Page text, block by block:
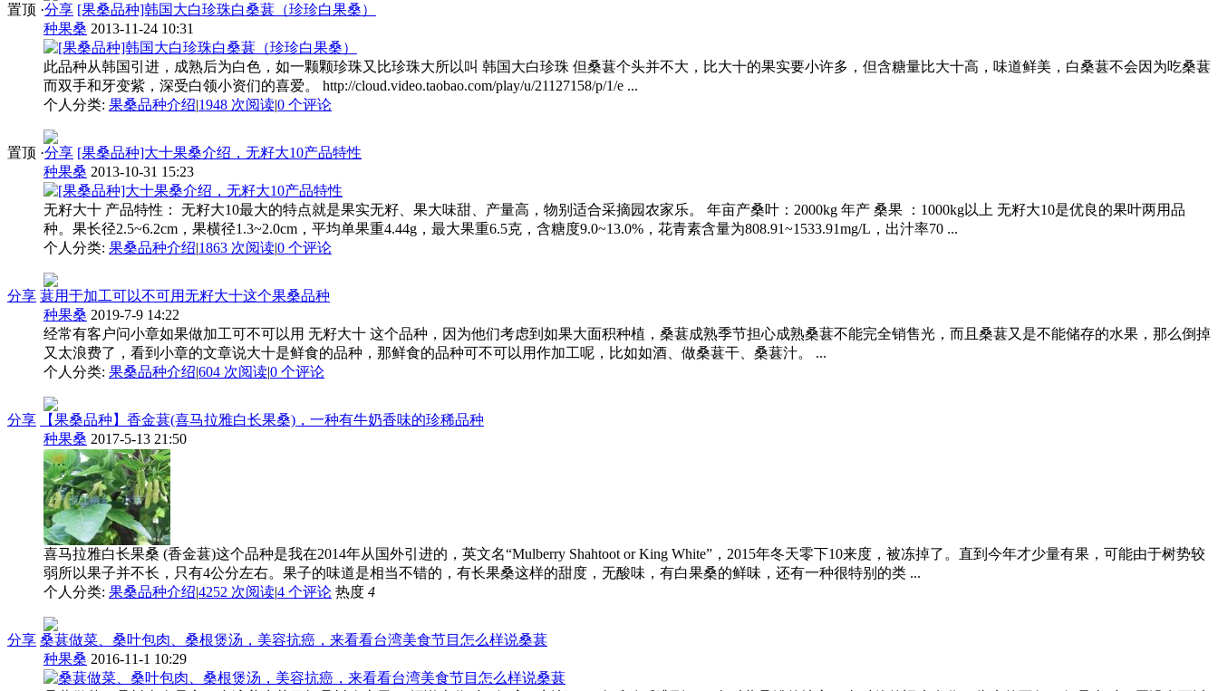
置顶 ·分享 [果桑品种]韩国大白珍珠白桑葚（珍珍白果桑）
种果桑 2013-11-24 10:31
此品种从韩国引进，成熟后为白色，如一颗颗珍珠又比珍珠大所以叫 韩国大白珍珠 但桑葚个头并不大，比大十的果实要小许多，但含糖量比大十高，味道鲜美，白桑葚不会因为吃桑葚
而双手和牙变紫，深受白领小资们的喜爱。 http://cloud.video.taobao.com/play/u/21127158/p/1/e ...
个人分类: 果桑品种介绍|1948 次阅读|0 个评论
置顶 ·分享 [果桑品种]大十果桑介绍，无籽大10产品特性
种果桑 2013-10-31 15:23
无籽大十 产品特性： 无籽大10最大的特点就是果实无籽、果大味甜、产量高，物别适合采摘园农家乐。 年亩产桑叶：2000kg 年产 桑果 ：1000kg以上 无籽大10是优良的果叶两用品
种。果长径2.5~6.2cm，果横径1.3~2.0cm，平均单果重4.44g，最大果重6.5克，含糖度9.0~13.0%，花青素含量为808.91~1533.91mg/L，出汁率70 ...
个人分类: 果桑品种介绍|1863 次阅读|0 个评论
分享 葚用于加工可以不可用无籽大十这个果桑品种
种果桑 2019-7-9 14:22
经常有客户问小章如果做加工可不可以用 无籽大十 这个品种，因为他们考虑到如果大面积种植，桑葚成熟季节担心成熟桑葚不能完全销售光，而且桑葚又是不能储存的水果，那么倒掉
又太浪费了，看到小章的文章说大十是鲜食的品种，那鲜食的品种可不可以用作加工呢，比如如酒、做桑葚干、桑葚汁。 ...
个人分类: 果桑品种介绍|604 次阅读|0 个评论
分享
【果桑品种】香金葚(喜马拉雅白长果桑)，一种有牛奶香味的珍稀品种
种果桑 2017-5-13 21:50
喜马拉雅白长果桑 (香金葚)这个品种是我在2014年从国外引进的，英文名“Mulberry Shahtoot or King White”，2015年冬天零下10来度，被冻掉了。直到今年才少量有果，可能由于树势较
弱所以果子并不长，只有4公分左右。果子的味道是相当不错的，有长果桑这样的甜度，无酸味，有白果桑的鲜味，还有一种很特别的类 ...
个人分类: 果桑品种介绍|4252 次阅读|4 个评论 热度 4
分享 桑葚做菜、桑叶包肉、桑根煲汤，美容抗癌，来看看台湾美食节目怎么样说桑葚
种果桑 2016-11-1 10:29